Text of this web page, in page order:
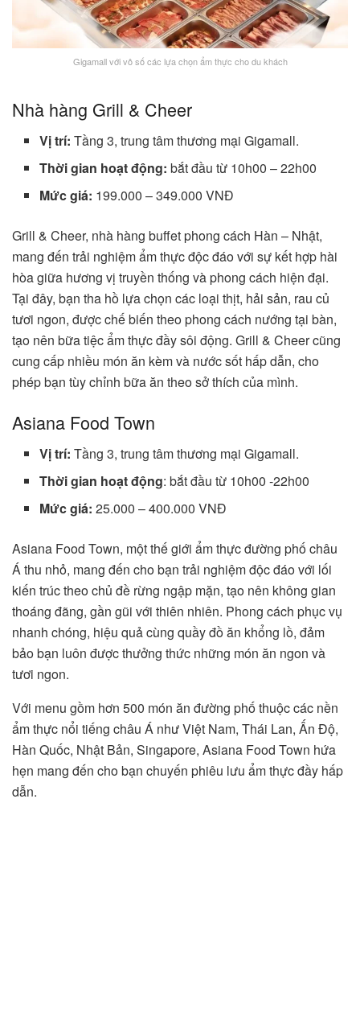
Gigamall với vô số các lựa chọn ẩm thực cho du khách
Nhà hàng Grill & Cheer
Vị trí: Tầng 3, trung tâm thương mại Gigamall.
Thời gian hoạt động:bắt đầu từ 10h00 – 22h00
Mức giá: 199.000 – 349.000 VNĐ
Grill & Cheer, nhà hàng buffet phong cách Hàn – Nhật,
mang đến trải nghiệm ẩm thực độc đáo với sự kết hợp hài
hòa giữa hương vị truyền thống và phong cách hiện đại.
Tại đây, bạn tha hồ lựa chọn các loại thịt, hải sản, rau củ
tươi ngon, được chế biến theo phong cách nướng tại bàn,
tạo nên bữa tiệc ẩm thực đầy sôi động. Grill & Cheer cũng
cung cấp nhiều món ăn kèm và nước sốt hấp dẫn, cho
phép bạn tùy chỉnh bữa ăn theo sở thích của mình.
Asiana Food Town
Vị trí: Tầng 3, trung tâm thương mại Gigamall.
Thời gian hoạt động: bắt đầu từ 10h00 -22h00
Mức giá: 25.000 – 400.000 VNĐ
Asiana Food Town, một thế giới ẩm thực đường phố châu
Á thu nhỏ, mang đến cho bạn trải nghiệm độc đáo với lối
kiến trúc theo chủ đề rừng ngập mặn, tạo nên không gian
thoáng đãng, gần gũi với thiên nhiên. Phong cách phục vụ
nhanh chóng, hiệu quả cùng quầy đồ ăn khổng lồ, đảm
bảo bạn luôn được thưởng thức những món ăn ngon và
tươi ngon.
Với menu gồm hơn 500 món ăn đường phố thuộc các nền
ẩm thực nổi tiếng châu Á như Việt Nam, Thái Lan, Ấn Độ,
Hàn Quốc, Nhật Bản, Singapore, Asiana Food Town hứa
hẹn mang đến cho bạn chuyến phiêu lưu ẩm thực đầy hấp
dẫn.